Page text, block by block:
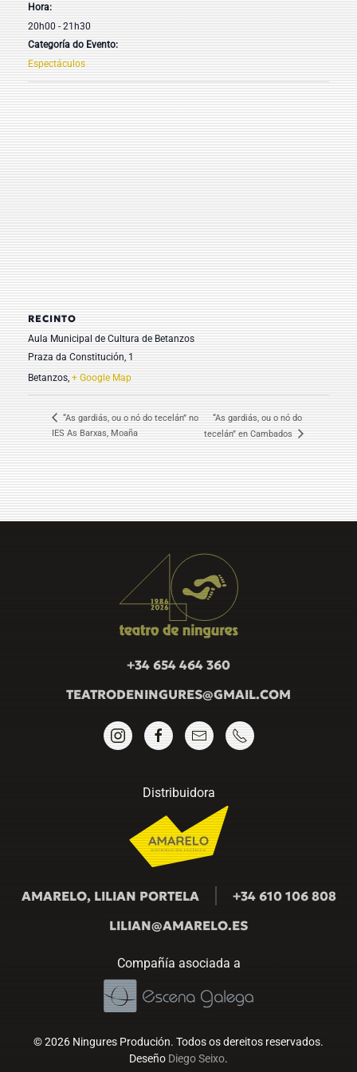
Hora:
20h00 - 21h30
Categoría do Evento:
Espectáculos
RECINTO
Aula Municipal de Cultura de Betanzos
Praza da Constitución, 1
Betanzos + Google Map
“As gardiás, ou o nó do tecelán” no
IES As Barxas, Moaña
“As gardiás, ou o nó do
tecelán” en Cambados
+34 654 464 360
TEATRODENINGURES@GMAIL.COM
Distribuidora
AMARELO, LILIAN PORTELA
+34 610 106 808
LILIAN@AMARELO.ES
Compañía asociada a
©2026 Ningures Produción. Todos os dereitos reservados.
Deseño Diego Seixo.